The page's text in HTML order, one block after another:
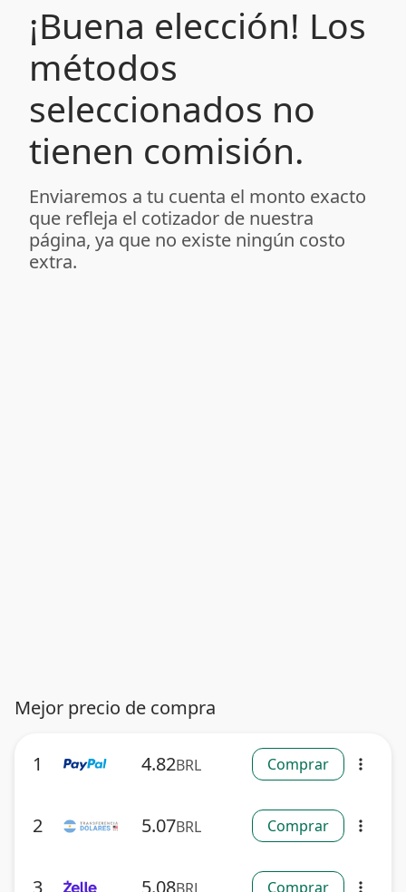
¡Buena elección! Los
métodos
seleccionados no
tienen comisión.
Enviaremos a tu cuenta el monto exacto
que refleja el cotizador de nuestra
página, ya que no existe ningún costo
extra.
Mejor precio de compra
1 4.82BRL Comprar more_vert
2 5.07BRL Comprar more_vert
3 5.08 Comprar more_vert